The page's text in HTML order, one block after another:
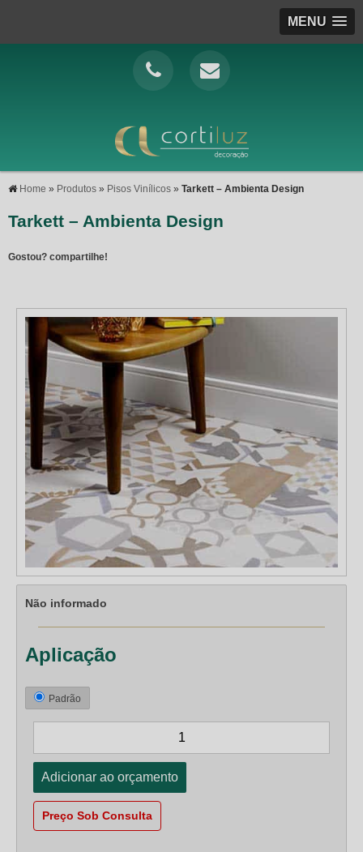
MENU
Home » Produtos » Pisos Vinílicos » Tarkett – Ambienta Design
Tarkett – Ambienta Design
Gostou? compartilhe!
Não informado
Aplicação
Padrão
Preço Sob Consulta